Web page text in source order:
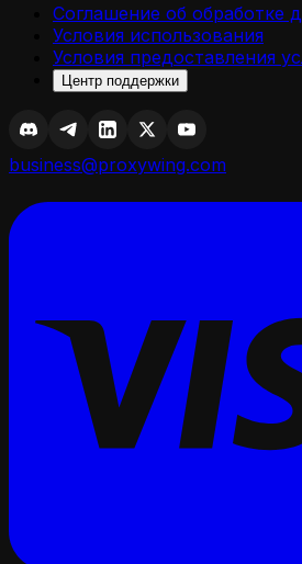
Соглашение об обработке
Условия использования
Условия предоставления
Центр поддержки
business@proxywing.com